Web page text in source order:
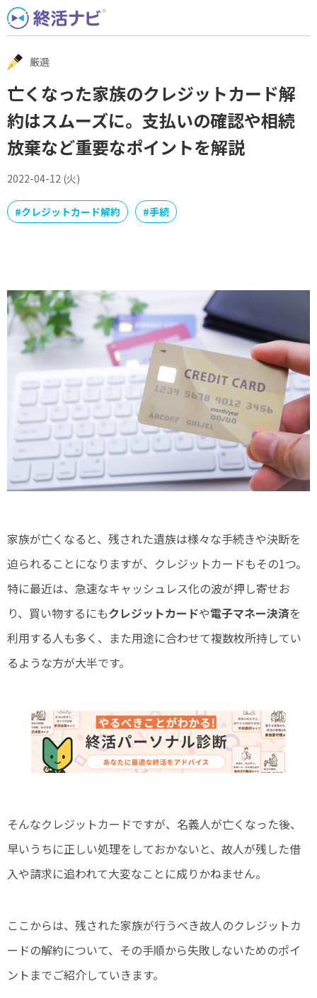
Skip
to
content
厳選
亡くなった家族のクレジットカード解
約はスムーズに。支払いの確認や相続
放棄など重要なポイントを解説
2022-04-12 (火)
#クレジットカード解約 #手続
家族が亡くなると、残された遺族は様々な手続きや決断を
迫られることになりますが、クレジットカードもその1つ。
特に最近は、急速なキャッシュレス化の波が押し寄せお
り、買い物するにもクレジットカードや電子マネー決済を
利用する人も多く、また用途に合わせて複数枚所持してい
るような方が大半です。
そんなクレジットカードですが、名義人が亡くなった後、
早いうちに正しい処理をしておかないと、故人が残した借
入や請求に追われて大変なことに成りかねません。
ここからは、残された家族が行うべき故人のクレジットカ
ードの解約について、その手順から失敗しないためのポイ
ントまでご紹介していきます。